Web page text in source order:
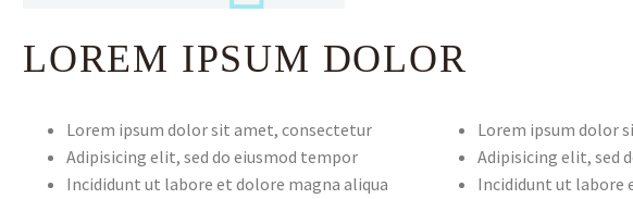
LOREM IPSUM DOLOR
Lorem ipsum dolor sit amet, consectetur
Adipisicing elit, sed do eiusmod tempor
Incididunt ut labore et dolore magna aliqua
Lorem ipsum dolor
Adipisicing elit, sed
Incididunt ut labore